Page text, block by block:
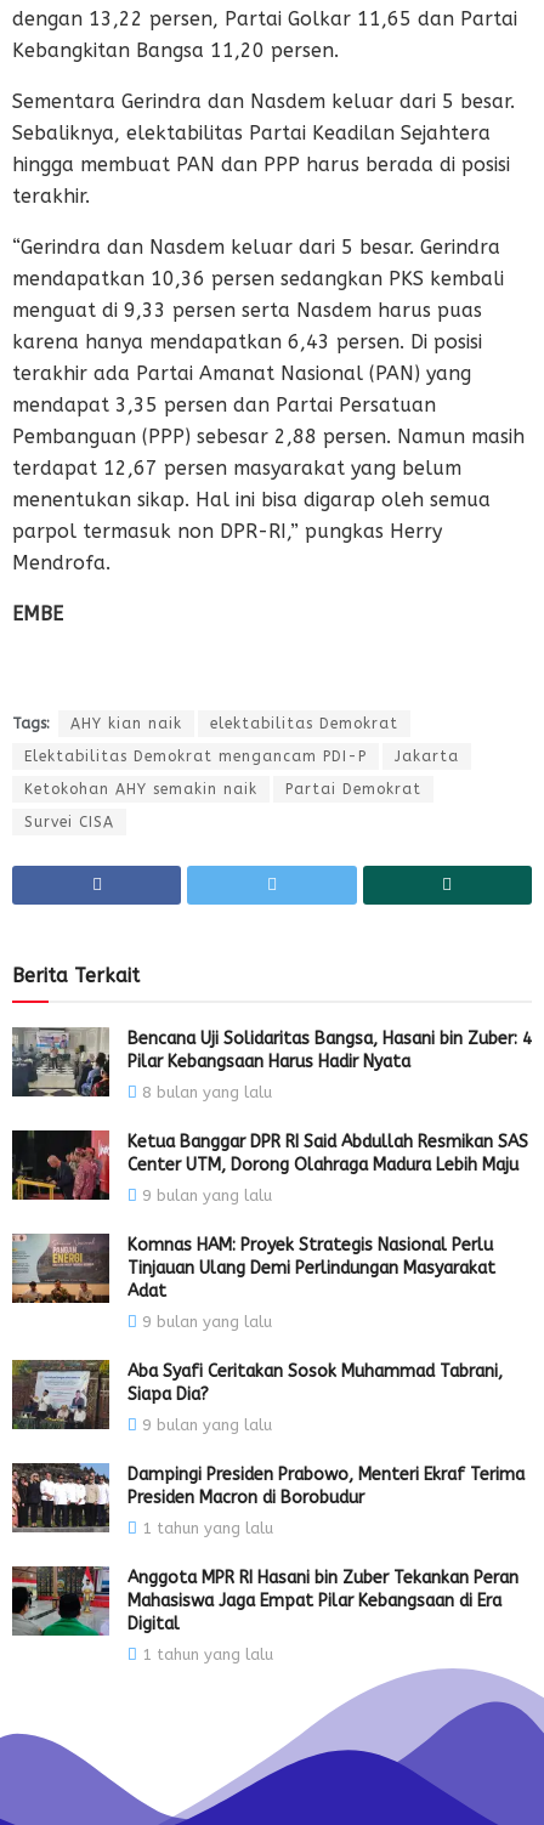
dengan 13,22 persen, Partai Golkar 11,65 dan Partai
Kebangkitan Bangsa 11,20 persen.
Sementara Gerindra dan Nasdem keluar dari 5 besar.
Sebaliknya, elektabilitas Partai Keadilan Sejahtera
hingga membuat PAN dan PPP harus berada di posisi
terakhir.
“Gerindra dan Nasdem keluar dari 5 besar. Gerindra
mendapatkan 10,36 persen sedangkan PKS kembali
menguat di 9,33 persen serta Nasdem harus puas
karena hanya mendapatkan 6,43 persen. Di posisi
terakhir ada Partai Amanat Nasional (PAN) yang
mendapat 3,35 persen dan Partai Persatuan
Pembanguan (PPP) sebesar 2,88 persen. Namun masih
terdapat 12,67 persen masyarakat yang belum
menentukan sikap. Hal ini bisa digarap oleh semua
parpol termasuk non DPR-RI,” pungkas Herry
Mendrofa.
EMBE
Tags: AHY kian naik
elektabilitas Demokrat
Elektabilitas Demokrat mengancam PDI-P
Jakarta
Ketokohan AHY semakin naik
Partai Demokrat
Survei CISA
Berita Terkait
Bencana Uji Solidaritas Bangsa, Hasani bin Zuber: 4
Pilar Kebangsaan Harus Hadir Nyata
8 bulan yang lalu
Ketua Banggar DPR RI Said Abdullah Resmikan SAS
Center UTM, Dorong Olahraga Madura Lebih Maju
9 bulan yang lalu
Komnas HAM: Proyek Strategis Nasional Perlu
Tinjauan Ulang Demi Perlindungan Masyarakat
Adat
9 bulan yang lalu
Aba Syafi Ceritakan Sosok Muhammad Tabrani,
Siapa Dia?
9 bulan yang lalu
Dampingi Presiden Prabowo, Menteri Ekraf Terima
Presiden Macron di Borobudur
1 tahun yang lalu
Anggota MPR RI Hasani bin Zuber Tekankan Peran
Mahasiswa Jaga Empat Pilar Kebangsaan di Era
Digital
1 tahun yang lalu